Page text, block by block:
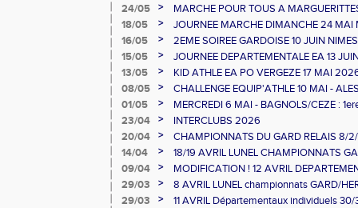
24/05
>
MARCHE POUR TOUS A
18/05
>
JOURNEE MARCHE DIMANCHE 24 MAI
16/05
>
2EME SOIREE GARDOISE 10 JUIN NIMES
15/05
>
JOURNEE DEPARTEMENTALE EA 13
13/05
>
KID ATHLE EA PO VERGEZE 17 MAI
08/05
>
CHALLENGE EQUIP'ATHLE 10 MAI -
01/05
>
MERCREDI 6 MAI - BAGNOLS/CEZE :
23/04
>
INTERCLUBS 2026
20/04
>
CHAMPIONNATS DU GARD RELAIS 8/
14/04
>
18/19 AVRIL LUNEL CHAMPIONNATS
09/04
>
MODIFICATION ! 12 AVRIL
MINIMES ET RELAIS
29/03 >
8 AVRIL LUNEL championnats GARD/
10000/STEEPLE/DUREE
29/03 >
11 AVRIL Départementaux individuels